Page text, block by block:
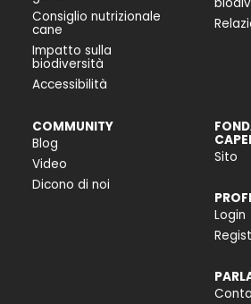
Consiglio nutrizionale
cane
Impatto sulla
biodiversità
Accessibilità
COMMUNITY
Blog
Video
Dicono di noi
Sito
Login